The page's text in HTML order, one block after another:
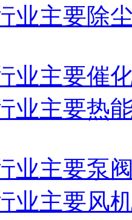
业主要除
业主要催
业主要热
业主要泵
业主要风